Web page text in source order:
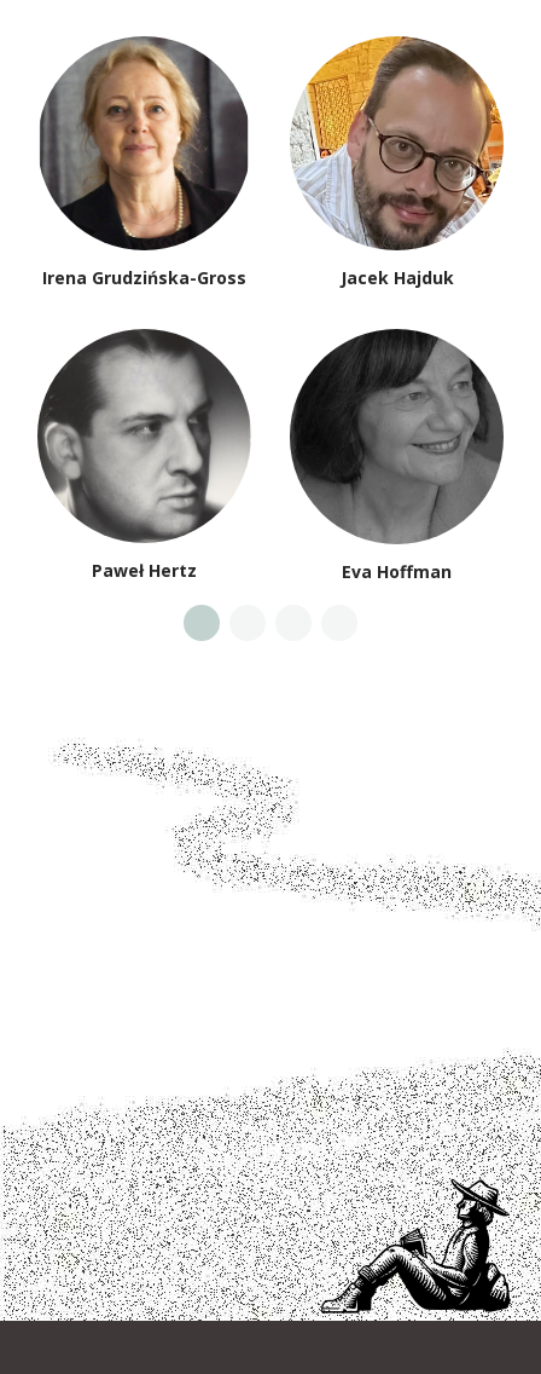
Irena Grudzińska-Gross Jacek Hajduk
Paweł Hertz Eva Hoffman